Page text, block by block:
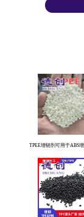
TPEE增韧剂可用于ABS